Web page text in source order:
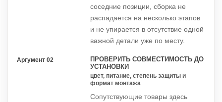
соседние позиции, сборка не
распадается на несколько этапов
и не упирается в отсутствие одной
важной детали уже по месту.
Аргумент 02
ПРОВЕРИТЬ СОВМЕСТИМОСТЬ ДО
УСТАНОВКИ
цвет, питание, степень защиты и
формат монтажа
Сопутствующие товары здесь